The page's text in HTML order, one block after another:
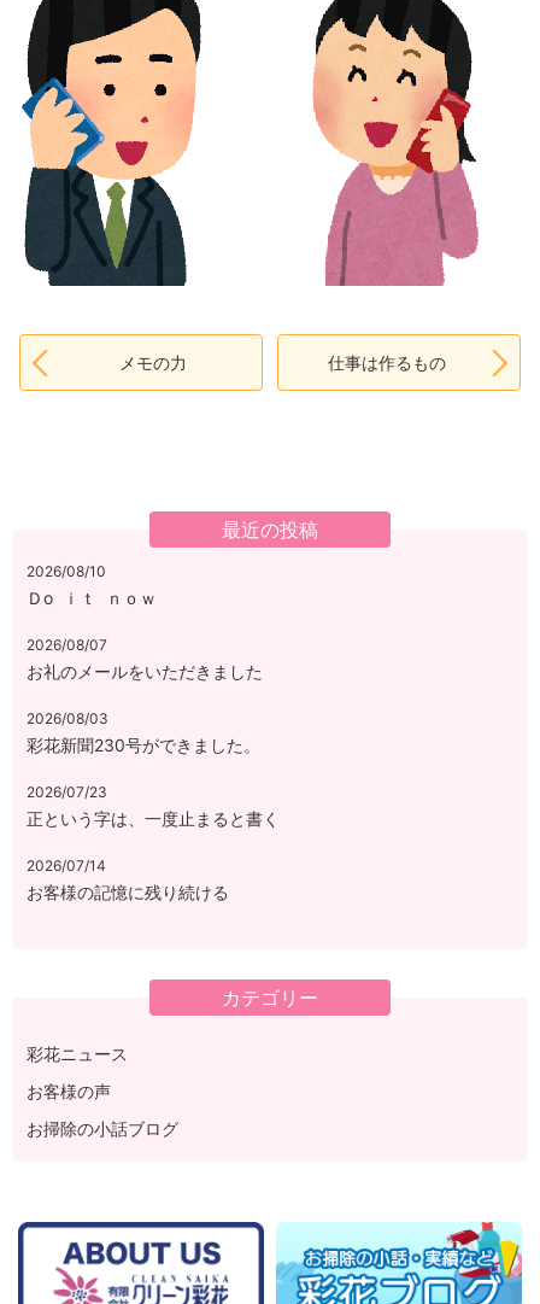
メモの力 仕事は作るもの
最近の投稿
2026/08/10
Ｄо ｉｔ ｎｏｗ
2026/08/07
お礼のメールをいただきました
2026/08/03
彩花新聞230号ができました。
2026/07/23
正という字は、一度止まると書く
2026/07/14
お客様の記憶に残り続ける
カテゴリー
彩花ニュース
お客様の声
お掃除の小話ブログ